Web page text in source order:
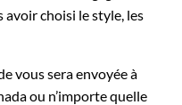
avoir choisi le style, les
vous sera envoyée à
ou n’importe quelle